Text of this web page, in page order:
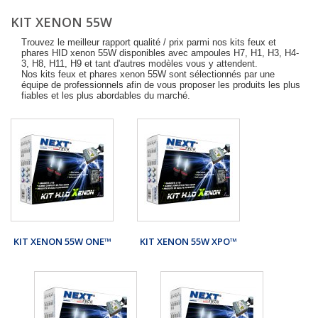
KIT XENON 55W
Trouvez le meilleur rapport qualité / prix parmi nos kits feux et
phares HID xenon 55W disponibles avec ampoules H7, H1, H3, H4-
3, H8, H11, H9 et tant d'autres modèles vous y attendent.
Nos kits feux et phares xenon 55W sont sélectionnés par une
équipe de professionnels afin de vous proposer les produits les plus
fiables et les plus abordables du marché.
KIT XENON 55W ONE™ KIT XENON 55W XPO™